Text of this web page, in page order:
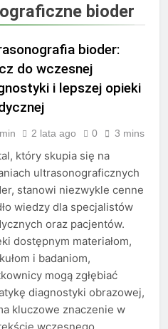
bioder
bioder:
do wczesnej
i lepszej opieki
2 lata ago 0 3 mins
który skupia się na
ultrasonograficznych
stanowi niezwykle cenne
wiedzy dla specjalistów
oraz pacjentów.
dostępnym materiałom,
i badaniom,
mogą zgłębiać
diagnostyki obrazowej,
kluczowe znaczenie w